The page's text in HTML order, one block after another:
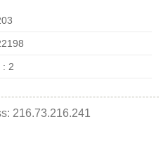
: 2
216.73.216.241